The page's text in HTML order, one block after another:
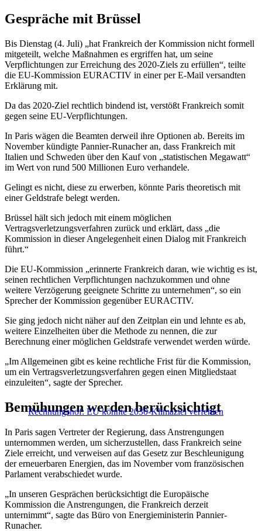
Gespräche mit Brüssel
Bis Dienstag (4. Juli) „hat Frankreich der Kommission nicht formell
mitgeteilt, welche Maßnahmen es ergriffen hat, um seine
Verpflichtungen zur Erreichung des 2020-Ziels zu erfüllen“, teilte
die EU-Kommission EURACTIV in einer per E-Mail versandten
Erklärung mit.
Da das 2020-Ziel rechtlich bindend ist, verstößt Frankreich somit
gegen seine EU-Verpflichtungen.
In Paris wägen die Beamten derweil ihre Optionen ab. Bereits im
November kündigte Pannier-Runacher an, dass Frankreich mit
Italien und Schweden über den Kauf von „statistischen Megawatt“
im Wert von rund 500 Millionen Euro verhandele.
Gelingt es nicht, diese zu erwerben, könnte Paris theoretisch mit
einer Geldstrafe belegt werden.
Brüssel hält sich jedoch mit einem möglichen
Vertragsverletzungsverfahren zurück und erklärt, dass „die
Kommission in dieser Angelegenheit einen Dialog mit Frankreich
führt.“
Die EU-Kommission „erinnerte Frankreich daran, wie wichtig es ist,
seinen rechtlichen Verpflichtungen nachzukommen und ohne
weitere Verzögerung geeignete Schritte zu unternehmen“, so ein
Sprecher der Kommission gegenüber EURACTIV.
Sie ging jedoch nicht näher auf den Zeitplan ein und lehnte es ab,
weitere Einzelheiten über die Methode zu nennen, die zur
Berechnung einer möglichen Geldstrafe verwendet werden würde.
„Im Allgemeinen gibt es keine rechtliche Frist für die Kommission,
um ein Vertragsverletzungsverfahren gegen einen Mitgliedstaat
einzuleiten“, sagte der Sprecher.
Rechnungshof: EU könnte 2030-Klimaziel verfehlen
Bemühungen werden berücksichtigt
In Paris sagen Vertreter der Regierung, dass Anstrengungen
unternommen werden, um sicherzustellen, dass Frankreich seine
Ziele erreicht, und verweisen auf das Gesetz zur Beschleunigung
der erneuerbaren Energien, das im November vom französischen
Parlament verabschiedet wurde.
„In unseren Gesprächen berücksichtigt die Europäische
Kommission die Anstrengungen, die Frankreich derzeit
unternimmt“, sagte das Büro von Energieministerin Pannier-
Runacher.